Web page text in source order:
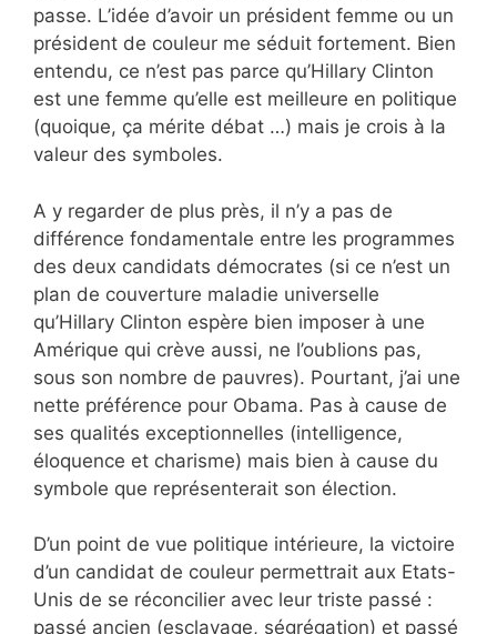
passe. L’idée d’avoir un président femme ou un
président de couleur me séduit fortement. Bien
entendu, ce n’est pas parce qu’Hillary Clinton
est une femme qu’elle est meilleure en politique
(quoique, ça mérite débat …) mais je crois à la
valeur des symboles.
A y regarder de plus près, il n’y a pas de
différence fondamentale entre les programmes
des deux candidats démocrates (si ce n’est un
plan de couverture maladie universelle
qu’Hillary Clinton espère bien imposer à une
Amérique qui crève aussi, ne l’oublions pas,
sous son nombre de pauvres). Pourtant, j’ai une
nette préférence pour Obama. Pas à cause de
ses qualités exceptionnelles (intelligence,
éloquence et charisme) mais bien à cause du
symbole que représenterait son élection.
D’un point de vue politique intérieure, la victoire
d’un candidat de couleur permettrait aux Etats-
Unis de se réconcilier avec leur triste passé :
passé ancien (esclavage, ségrégation) et passé